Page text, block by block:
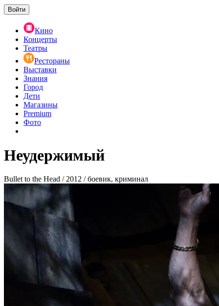
Войти
Кино
Концерты
Театры
Рестораны
Выставки
Знания
Город
Дети
Магазины
Premium
Фото
Неудержимый
Bullet to the Head / 2012 / боевик, криминал